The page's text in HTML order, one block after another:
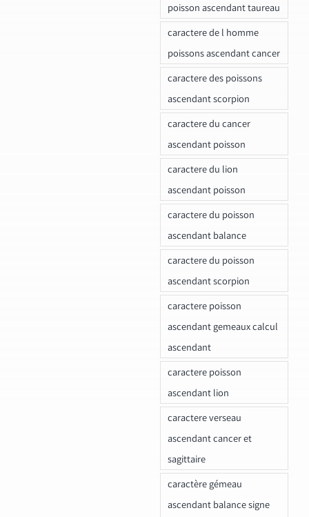
poisson ascendant taureau
caractere de l homme
poissons ascendant cancer
caractere des poissons
ascendant scorpion
caractere du cancer
ascendant poisson
caractere du lion
ascendant poisson
caractere du poisson
ascendant balance
caractere du poisson
ascendant scorpion
caractere poisson
ascendant gemeaux calcul
ascendant
caractere poisson
ascendant lion
caractere verseau
ascendant cancer et
sagittaire
caractère gémeau
ascendant balance signe